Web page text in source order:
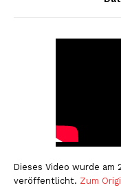
Dieses Video wurde am
veröffentlicht. Zum